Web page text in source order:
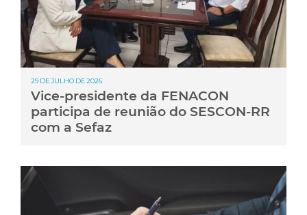
29 DE JULHO DE 2026
Vice-presidente da FENACON
participa de reunião do SESCON-RR
com a Sefaz